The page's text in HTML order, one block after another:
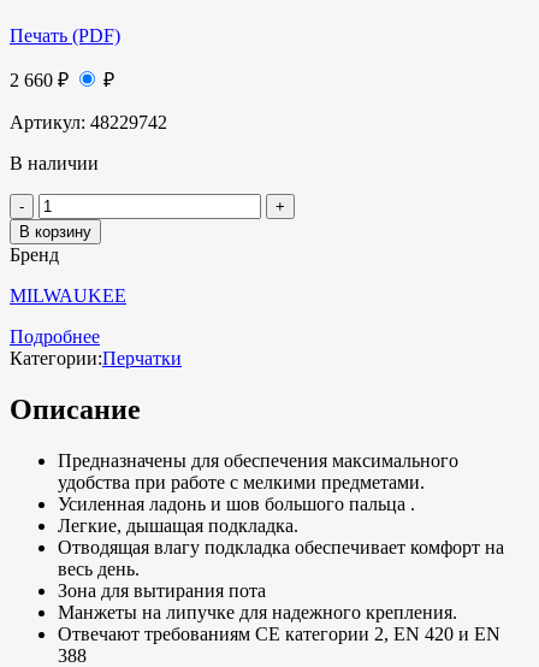
Печать (PDF)
2 660 ₽ ₽
Артикул: 48229742
В наличии
В корзину
Бренд
MILWAUKEE
Подробнее
Категории:Перчатки
Описание
Предназначены для обеспечения максимального
удобства при работе с мелкими предметами.
Усиленная ладонь и шов большого пальца .
Легкие, дышащая подкладка.
Отводящая влагу подкладка обеспечивает комфорт на
весь день.
Зона для вытирания пота
Манжеты на липучке для надежного крепления.
Отвечают требованиям CE категории 2, EN 420 и EN
388